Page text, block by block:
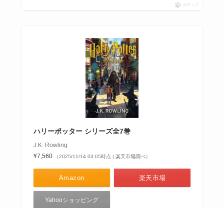
ポチップ
ハリーポッター シリーズ全7巻
J.K. Rowling
¥7,560
（2025/11/14 03:05時点 | 楽天市場調べ）
Amazon 楽天市場
Yahooショッピング